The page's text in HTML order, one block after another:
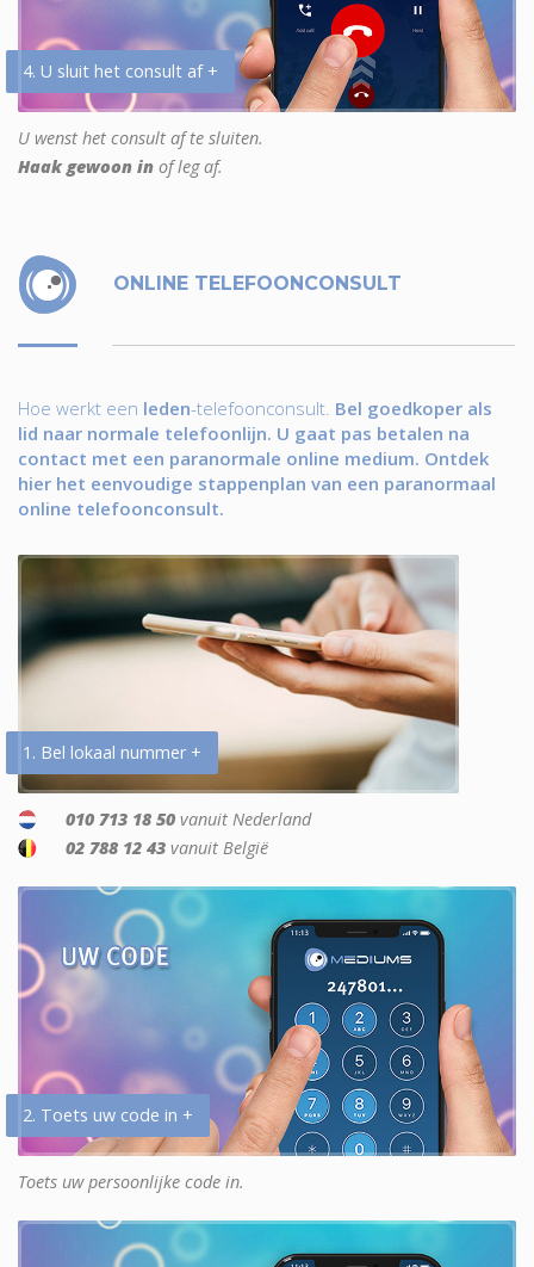
4. U sluit het consult af +
U wenst het consult af te sluiten.
Haak gewoon in of leg af.
ONLINE TELEFOONCONSULT
Hoe werkt een leden-telefoonconsult. Bel goedkoper als
lid naar normale telefoonlijn. U gaat pas betalen na
contact met een paranormale online medium. Ontdek
hier het eenvoudige stappenplan van een paranormaal
online telefoonconsult.
1. Bel lokaal nummer +
010 713 18 50 vanuit Nederland
02 788 12 43 vanuit België
2. Toets uw code in +
Toets uw persoonlijke code in.